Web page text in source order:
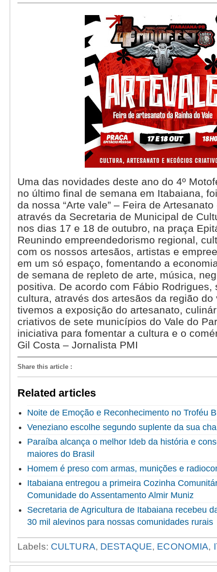
Uma das novidades deste ano do 4º
no último final de semana em Itabaiana,
da nossa “Arte vale” – Feira de
através da Secretaria de Municipal de
nos dias 17 e 18 de outubro, na praça
Reunindo empreendedorismo regional,
com os nossos artesãos, artistas e
em um só espaço, fomentando a
de semana de repleto de arte, música,
positiva. De acordo com Fábio Rodrigues,
cultura, através dos artesãos da região
tivemos a exposição do artesanato,
criativos de sete municípios do Vale do
iniciativa para fomentar a cultura e o
Gil Costa – Jornalista PMI
Share this article :
Related articles
Noite de Emoção e Reconhecimento no Troféu
Veneziano escolhe segundo suplente da sua
Paraíba alcança o melhor Ideb da história e
maiores do Brasil
Homem é preso com armas, munições e
Itabaiana entregou a primeira Cozinha
Comunidade do Assentamento Almir Muniz
Secretaria de Agricultura de Itabaiana recebeu
30 mil alevinos para nossas comunidades rurais
Labels: CULTURA, DESTAQUE, ECONOMIA,